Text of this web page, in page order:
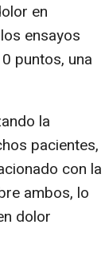
en
ensayos
puntos, una
la
pacientes,
con la
ambos, lo
dolor